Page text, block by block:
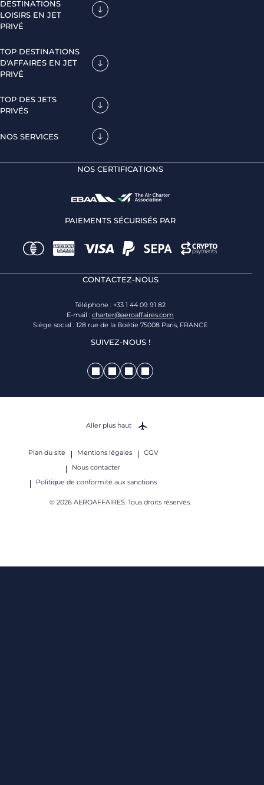
DESTINATIONS
LOISIRS EN JET
PRIVÉ
TOP DESTINATIONS
D'AFFAIRES EN JET
PRIVÉ
TOP DES JETS
PRIVÉS
NOS SERVICES
NOS CERTIFICATIONS
PAIEMENTS SÉCURISÉS PAR
CONTACTEZ-NOUS
Téléphone : +33 1 44 09 91 82
E-mail : charter@aeroaffaires.com
Siège social : 128 rue de la Boétie 75008 Paris, FRANCE
SUIVEZ-NOUS !
Plan du site Mentions légales
CGV
Nous contacter
Politique de conformité aux sanctions
© 2026 AEROAFFAIRES. Tous droits réservés.
Aller plus haut